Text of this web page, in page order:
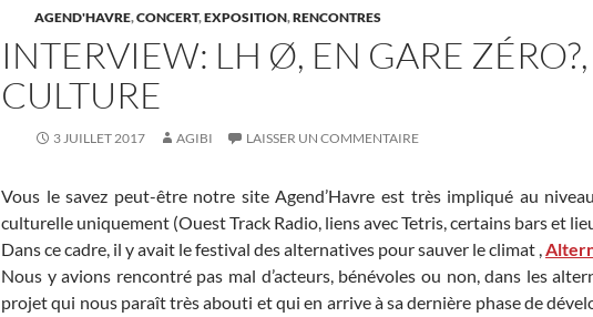
AGEND'HAVRE,CONCERT,EXPOSITION,RENCONTRES
INTERVIEW: LH Ø, EN GARE
CULTURE
3 JUILLET 2017 AGIBI LAISSER UN COMMENTAIRE
Vous le savez peut-être notre site Agend’Havre est très impliqué au
culturelle uniquement (Ouest Track Radio, liens avec Tetris, certains bars et
Dans ce cadre, il y avait le festival des alternatives pour sauver le climat ,
Nous y avions rencontré pas mal d’acteurs, bénévoles ou non, dans les
projet qui nous paraît très abouti et qui en arrive à sa dernière phase de